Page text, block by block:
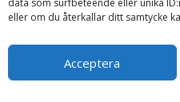
data som surfbeteende eller unika
eller om du återkallar ditt samtycke
Acceptera